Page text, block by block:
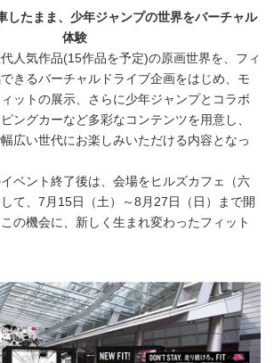
したまま、少年ジャンプの世界をバーチャル
体験
人気作品(15作品を予定)の原画世界を、フィ
きるバーチャルドライブ企画をはじめ、モ
ットの展示、さらに少年ジャンプとコラボ
ングカーなど多彩なコンテンツを用意し、
広い世代にお楽しみいただける内容となっ
ベント終了後は、会場をヒルズカフェ（六
て、7月15日（土）～8月27日（日）まで開
の機会に、新しく生まれ変わったフィット